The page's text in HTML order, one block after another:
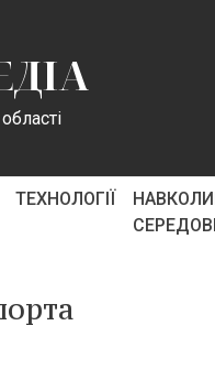
ТЕХНОЛОГІЇ